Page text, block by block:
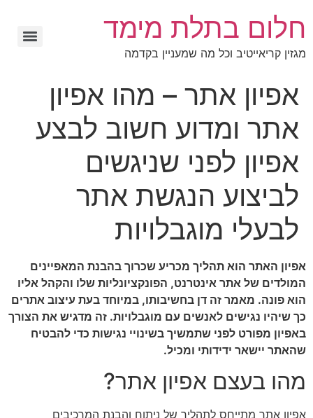
חלום בתלת מימד
מגזין קריאייטיב וכל מה שמעניין בקדמה
אפיון אתר – מהו אפיון
אתר ומדוע חשוב לבצע
אפיון לפני שניגשים
לביצוע הנגשת אתר
לבעלי מוגבלויות
אפיון האתר הוא תהליך מכריע שכרוך בהבנת המאפיינים
המולדים של אתר אינטרנט, הפונקציונליות שלו והקהל אליו
הוא פונה. מאמר זה דן בחשיבותו, במיוחד בעת עיצוב אתרים
כך שיהיו נגישים לאנשים עם מוגבלויות. זה מדגיש את הצורך
באפיון מפורט לפני שתמשיך בשינויי נגישות כדי להבטיח
שהאתר יישאר ידידותי ומכיל.
מהו בעצם אפיון אתר?
אפיון אתר מתייחס לתהליך של ניתוח והבנת המרכיבים